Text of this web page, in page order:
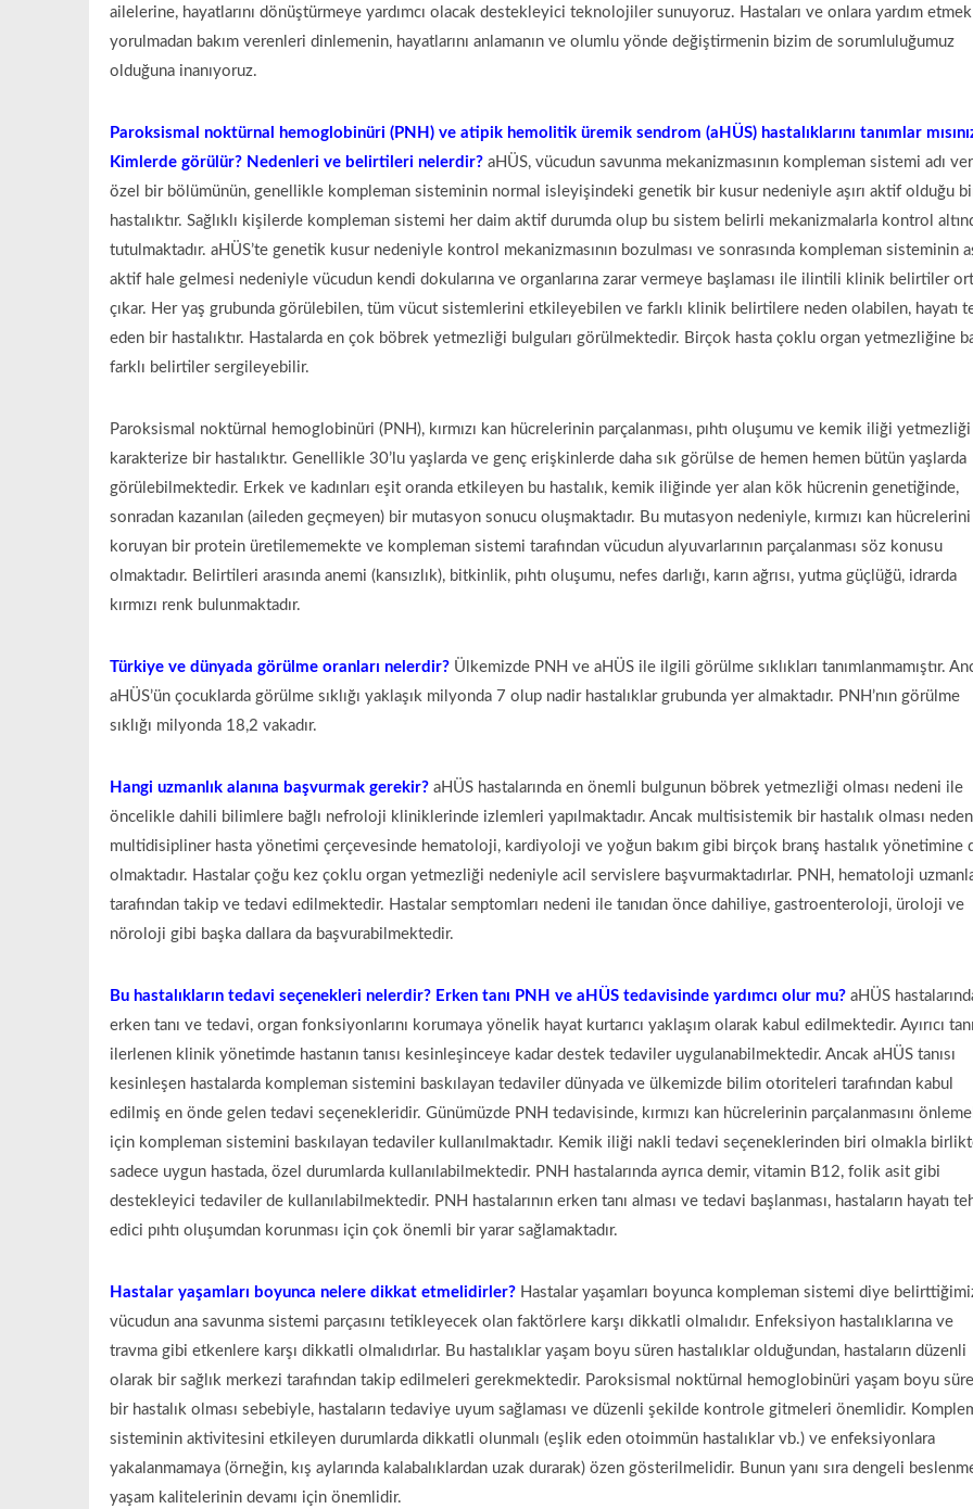
ailelerine, hayatlarını dönüştürmeye yardımcı olacak destekleyici teknolojiler sunuyoruz. Hastaları ve onlara yardım
yorulmadan bakım verenleri dinlemenin, hayatlarını anlamanın ve olumlu yönde değiştirmenin bizim de sorumluluğumuz
olduğuna inanıyoruz.
Paroksismal noktürnal hemoglobinüri (PNH) ve atipik hemolitik üremik sendrom (aHÜS) hastalıklarını tanımlar
Kimlerde görülür? Nedenleri ve belirtileri nelerdir?aHÜS, vücudun savunma mekanizmasının kompleman sistemi adı
özel bir bölümünün, genellikle kompleman sisteminin normal isleyişindeki genetik bir kusur nedeniyle aşırı aktif olduğu
hastalıktır. Sağlıklı kişilerde kompleman sistemi her daim aktif durumda olup bu sistem belirli mekanizmalarla kontrol
tutulmaktadır. aHÜS’te genetik kusur nedeniyle kontrol mekanizmasının bozulması ve sonrasında kompleman sisteminin
aktif hale gelmesi nedeniyle vücudun kendi dokularına ve organlarına zarar vermeye başlaması ile ilintili klinik belirtiler
çıkar. Her yaş grubunda görülebilen, tüm vücut sistemlerini etkileyebilen ve farklı klinik belirtilere neden olabilen, hayatı
eden bir hastalıktır. Hastalarda en çok böbrek yetmezliği bulguları görülmektedir. Birçok hasta çoklu organ yetmezliğine
farklı belirtiler sergileyebilir.
Paroksismal noktürnal hemoglobinüri (PNH), kırmızı kan hücrelerinin parçalanması, pıhtı oluşumu ve kemik iliği
karakterize bir hastalıktır. Genellikle 30’lu yaşlarda ve genç erişkinlerde daha sık görülse de hemen hemen bütün yaşlarda
görülebilmektedir. Erkek ve kadınları eşit oranda etkileyen bu hastalık, kemik iliğinde yer alan kök hücrenin genetiğinde,
sonradan kazanılan (aileden geçmeyen) bir mutasyon sonucu oluşmaktadır. Bu mutasyon nedeniyle, kırmızı kan hücrelerini
koruyan bir protein üretilememekte ve kompleman sistemi tarafından vücudun alyuvarlarının parçalanması söz konusu
olmaktadır. Belirtileri arasında anemi (kansızlık), bitkinlik, pıhtı oluşumu, nefes darlığı, karın ağrısı, yutma güçlüğü, idrarda
kırmızı renk bulunmaktadır.
Türkiye ve dünyada görülme oranları nelerdir?Ülkemizde PNH ve aHÜS ile ilgili görülme sıklıkları tanımlanmamıştır.
aHÜS’ün çocuklarda görülme sıklığı yaklaşık milyonda 7 olup nadir hastalıklar grubunda yer almaktadır. PNH’nın görülme
sıklığı milyonda 18,2 vakadır.
Hangi uzmanlık alanına başvurmak gerekir?aHÜS hastalarında en önemli bulgunun böbrek yetmezliği olması nedeni ile
öncelikle dahili bilimlere bağlı nefroloji kliniklerinde izlemleri yapılmaktadır. Ancak multisistemik bir hastalık olması
multidisipliner hasta yönetimi çerçevesinde hematoloji, kardiyoloji ve yoğun bakım gibi birçok branş hastalık yönetimine
olmaktadır. Hastalar çoğu kez çoklu organ yetmezliği nedeniyle acil servislere başvurmaktadırlar. PNH, hematoloji
tarafından takip ve tedavi edilmektedir. Hastalar semptomları nedeni ile tanıdan önce dahiliye, gastroenteroloji, üroloji ve
nöroloji gibi başka dallara da başvurabilmektedir.
Bu hastalıkların tedavi seçenekleri nelerdir? Erken tanı PNH ve aHÜS tedavisinde yardımcı olur mu?aHÜS
erken tanı ve tedavi, organ fonksiyonlarını korumaya yönelik hayat kurtarıcı yaklaşım olarak kabul edilmektedir. Ayırıcı
ilerlenen klinik yönetimde hastanın tanısı kesinleşinceye kadar destek tedaviler uygulanabilmektedir. Ancak aHÜS tanısı
kesinleşen hastalarda kompleman sistemini baskılayan tedaviler dünyada ve ülkemizde bilim otoriteleri tarafından kabul
edilmiş en önde gelen tedavi seçenekleridir. Günümüzde PNH tedavisinde, kırmızı kan hücrelerinin parçalanmasını
için kompleman sistemini baskılayan tedaviler kullanılmaktadır. Kemik iliği nakli tedavi seçeneklerinden biri olmakla
sadece uygun hastada, özel durumlarda kullanılabilmektedir. PNH hastalarında ayrıca demir, vitamin B12, folik asit gibi
destekleyici tedaviler de kullanılabilmektedir. PNH hastalarının erken tanı alması ve tedavi başlanması, hastaların hayatı
edici pıhtı oluşumdan korunması için çok önemli bir yarar sağlamaktadır.
Hastalar yaşamları boyunca nelere dikkat etmelidirler?Hastalar yaşamları boyunca kompleman sistemi diye
vücudun ana savunma sistemi parçasını tetikleyecek olan faktörlere karşı dikkatli olmalıdır. Enfeksiyon hastalıklarına ve
travma gibi etkenlere karşı dikkatli olmalıdırlar. Bu hastalıklar yaşam boyu süren hastalıklar olduğundan, hastaların düzenli
olarak bir sağlık merkezi tarafından takip edilmeleri gerekmektedir. Paroksismal noktürnal hemoglobinüri yaşam boyu
bir hastalık olması sebebiyle, hastaların tedaviye uyum sağlaması ve düzenli şekilde kontrole gitmeleri önemlidir.
sisteminin aktivitesini etkileyen durumlarda dikkatli olunmalı (eşlik eden otoimmün hastalıklar vb.) ve enfeksiyonlara
yakalanmamaya (örneğin, kış aylarında kalabalıklardan uzak durarak) özen gösterilmelidir. Bunun yanı sıra dengeli
yaşam kalitelerinin devamı için önemlidir.